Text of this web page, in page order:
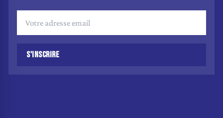
S'INSCRIRE